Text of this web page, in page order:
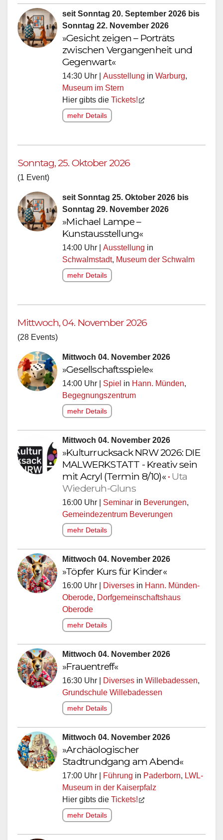
seit Sonntag 20. September 2026 bis
Sonntag 22. November 2026
»Gesicht zeigen – Porträts
zwischen Vergangenheit und
Gegenwart«
14:30 Uhr | Ausstellung in Warburg
Museum im Stern
Hier gibts die Tickets!
mehr Details
Sonntag, 25. Oktober 2026
(1 Event)
seit Sonntag 25. Oktober 2026 bis
Sonntag 29. November 2026
»Michael Lampe –
Kunstausstellung«
14:00 Uhr | Ausstellung in
Schwalmstadt, Museum der Schwalm
mehr Details
Mittwoch, 04. November 2026
(28 Events)
Mittwoch 04. November 2026
»Gesellschaftsspiele«
14:00 Uhr | Spiel in Hann. Münden
Begegnungszentrum
mehr Details
Mittwoch 04. November 2026
»Kulturrucksack NRW 2026: DIE
MALWERKSTATT - Kreativ sein
mit Acryl (Termin 8/10)«• Uta
Wiederuh-Gluns
16:00 Uhr | Seminar in Beverungen
Gemeindezentrum Beverungen
mehr Details
Mittwoch 04. November 2026
»Töpfer Kurs für Kinder«
16:00 Uhr | Diverses in Hann. Münden-
Oberode Dorfgemeinschaftshaus
Oberode
mehr Details
Mittwoch 04. November 2026
»Frauentreff«
16:30 Uhr | Diverses in Willebadessen
Grundschule Willebadessen
mehr Details
Mittwoch 04. November 2026
»Archäologischer
Stadtrundgang am Abend«
17:00 Uhr | Führung in Paderborn LWL-
Museum in der Kaiserpfalz
Hier gibts die Tickets!
mehr Details